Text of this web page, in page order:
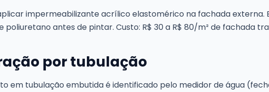
impermeabilizante acrílico elastomérico na fachada externa.
poliuretano antes de pintar. Custo: R$ 30 a R$ 80/m² de fachada
por tubulação
em tubulação embutida é identificado pelo medidor de água